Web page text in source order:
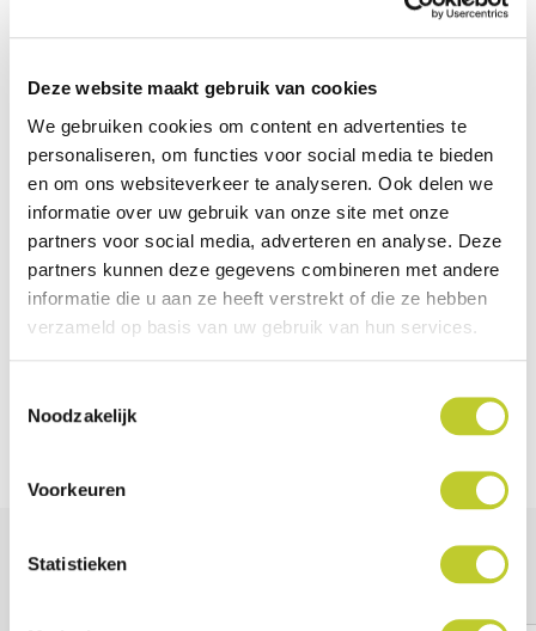
Deze website maakt gebruik van cookies
We gebruiken cookies om content en advertenties te
personaliseren, om functies voor social media te bieden
en om ons websiteverkeer te analyseren. Ook delen we
informatie over uw gebruik van onze site met onze
partners voor social media, adverteren en analyse. Deze
partners kunnen deze gegevens combineren met andere
informatie die u aan ze heeft verstrekt of die ze hebben
verzameld op basis van uw gebruik van hun services.
Noodzakelijk
Voorkeuren
Statistieken
lagen die optimale ondersteuning bieden tot 120 kilo
veelzijdige product ook geschikt voor eetkamerstoelen,
rolstoelen of op bed.
Specificaties
EAN-code 5050996024387
Merk Able2
Anderen bekeken ook